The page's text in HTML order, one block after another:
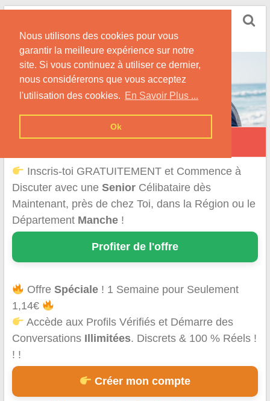
Nous utilisons des cookies pour vous
garantir la meilleure expérience sur notre
site. Si vous continuez à utiliser ce dernier,
nous considérerons que vous acceptez
l'utilisation des cookies. En Savoir Plus ...
Ok
Skip
content
Conseils & Infos pour la Rencontre d'une Senior
Rencontre d'une Senior dans la Manche
Inscris-toi GRATUITEMENT et Commence à
Discuter avec une SeniorCélibataire dès
Maintenant, près de chez Toi, dans la Région ou le
Département Manche!
Profiter de l'offre
OffreSpéciale ! 1 Semaine pour Seulement
1,14€
Accède aux Profils Vérifiés et Démarre des
Conversations Illimitées. Discrets & 100 % Réels !
! !
Créer mon compte